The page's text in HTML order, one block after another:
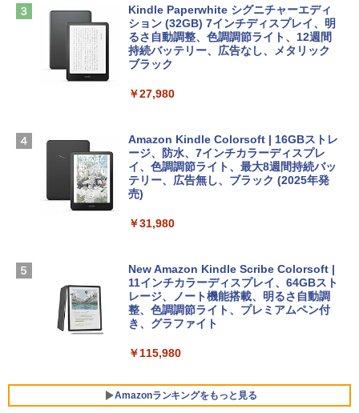
Apple 2026 MacBook Air M5チップ搭載
13インチノートブック：AIとApple Intell
igence、13.6インチLiquid Retinaディ
スプレイ、16GBユニファイドメモリ、1
ームカメラ、日本語キーボード、Touch I
￥261,414
【Amazon.co.jp限定】 HP ノートパソコ
ン 15-fd 15.6インチ 16GBメモリ 512GB
FMV ノートパソコン WE1-K3 (MS 365 P
ersonal/Copilotキー搭載/Win 11/15.6型/
Core i5/16GB/SSD 512GB/ホワイト) FM
VWK3E15W_AZ
￥139,880
4(最新 永続版)|オンラインコード版|Wind
ows11、10/mac対応|PC2台
￥39,582
Robloxギフトカード - 2,000 Robux 【限
ラインコード版
￥3,200
ト): Java & Bedrock Edition | オンライ
￥3,600
にもKindle出版にも！ 非エンジニアのた
めのAIコーディング入門シリーズ
￥99
1冊ですべて身につくHTML & CSSとWe
￥1,292
FM TOWNS ハイパー・カタログ: 本体ハ
ェクトリストと最新エミュレータ紹介
Kindle Paperwhite シグニチャーエディ
ション (32GB) 7インチディスプレイ、明
るさ自動調整、色調調節ライト、12週間
持続バッテリー、広告なし、メタリック
ブラック
￥27,980
Amazon Kindle Colorsoft | 16GBストレ
ージ、防水、7インチカラーディスプレ
イ、色調調節ライト、最大8週間持続バッ
テリー、広告無し、ブラック (2025年発
売)
￥31,980
New Amazon Kindle Scribe Colorsoft |
11インチカラーディスプレイ、64GBスト
レージ、ノート機能搭載、明るさ自動調
整、色調調節ライト、プレミアムペン付
き、グラファイト
￥115,980
Amazonランキングをもっと見る